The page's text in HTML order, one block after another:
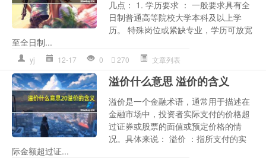
几点： 1. 学历要求 ： 一般要求具有全
日制普通高等院校大学本科及以上学
历。 特殊岗位或紧缺专业，学历可放宽
至全日制...
yj 12-17 0 270 文章列表
溢价什么意思 溢价的含义
溢价是一个金融术语，通常用于描述在
金融市场中，投资者实际支付的价格超
过证券或股票的面值或预定价格的情
况。具体来说： 溢价 ：指所支付的实
际金额超过证...